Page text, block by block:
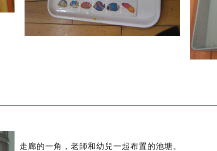
走廊的一角，老師和幼兒一起布置的池塘。